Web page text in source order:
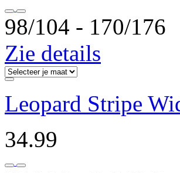
98/104 ‐ 170/176
Zie details
Leopard Stripe
34.99